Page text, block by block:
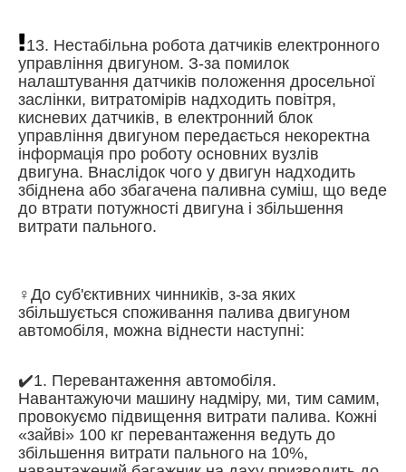
13. Нестабільна робота датчиків електронного
управління двигуном. З-за помилок
налаштування датчиків положення дросельної
заслінки, витратомірів надходить повітря,
кисневих датчиків, в електронний блок
управління двигуном передається некоректна
інформація про роботу основних вузлів
двигуна. Внаслідок чого у двигун надходить
збіднена або збагачена паливна суміш, що веде
до втрати потужності двигуна і збільшення
витрати пального.
♀️До суб'єктивних чинників, з-за яких
збільшується споживання палива двигуном
автомобіля, можна віднести наступні:
✔️1. Перевантаження автомобіля.
Навантажуючи машину надміру, ми, тим самим,
провокуємо підвищення витрати палива. Кожні
«зайві» 100 кг перевантаження ведуть до
збільшення витрати пального на 10%,